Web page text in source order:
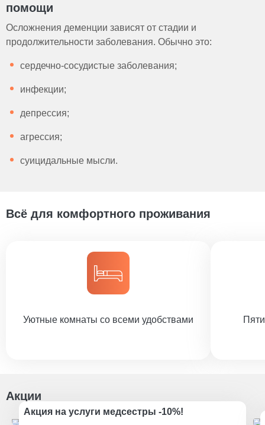
помощи
Осложнения деменции зависят от стадии и
продолжительности заболевания. Обычно это:
сердечно-сосудистые заболевания;
инфекции;
депрессия;
агрессия;
суицидальные мысли.
Всё для комфортного проживания
Уютные комнаты со всеми удобствами
Акции
Акция на услуги медсестры -10%!